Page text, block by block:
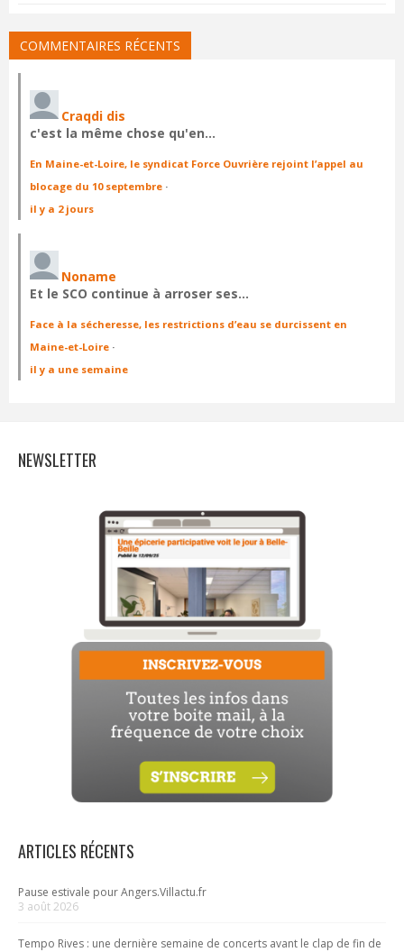
COMMENTAIRES RÉCENTS
Craqdi dis
c'est la même chose qu'en…
En Maine-et-Loire, le syndicat Force Ouvrière rejoint l’appel au
blocage du 10 septembre ·
il y a 2 jours
Noname
Et le SCO continue à arroser ses…
Face à la sécheresse, les restrictions d’eau se durcissent en
Maine-et-Loire ·
il y a une semaine
NEWSLETTER
ARTICLES RÉCENTS
Pause estivale pour Angers.Villactu.fr
3 août 2026
Tempo Rives : une dernière semaine de concerts avant le clap de fin de